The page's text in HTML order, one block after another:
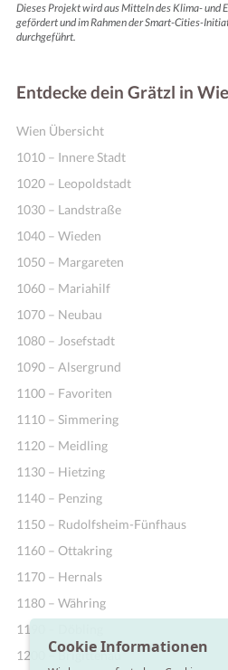
Dieses Projekt wird aus Mitteln des Klima- und
gefördert und im Rahmen der Smart-Cities-
durchgeführt.
Entdecke dein Grätzl in
Wien Übersicht
1010 – Innere Stadt
1020 – Leopoldstadt
1030 – Landstraße
1040 – Wieden
1050 – Margareten
1060 – Mariahilf
1070 – Neubau
1080 – Josefstadt
1090 – Alsergrund
1100 – Favoriten
1110 – Simmering
1120 – Meidling
1130 – Hietzing
1140 – Penzing
1150 – Rudolfsheim-Fünfhaus
1160 – Ottakring
1170 – Hernals
1180 – Währing
1190 – Döbling
1200 – Brigittenau
Cookie Informationen